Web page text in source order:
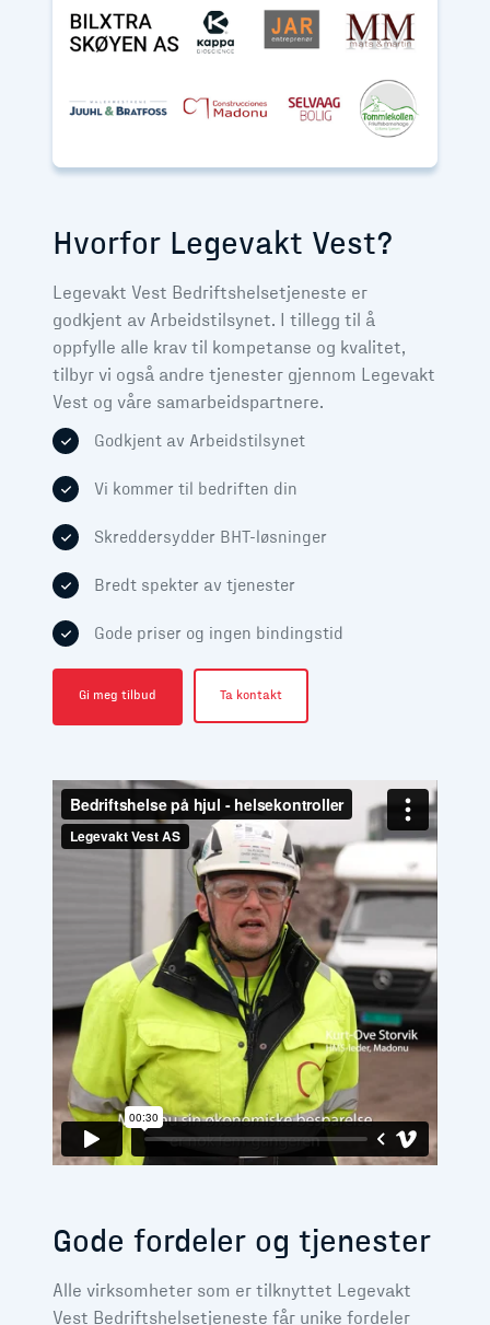
Hvorfor Legevakt Vest?
Legevakt Vest Bedriftshelsetjeneste er
godkjent av Arbeidstilsynet. I tillegg til å
oppfylle alle krav til kompetanse og kvalitet,
tilbyr vi også andre tjenester gjennom Legevakt
Vest og våre samarbeidspartnere.
Godkjent av Arbeidstilsynet
Vi kommer til bedriften din
Skreddersydder BHT-løsninger
Bredt spekter av tjenester
Gode priser og ingen bindingstid
Gi meg tilbud Ta kontakt
Gode fordeler og tjenester
Alle virksomheter som er tilknyttet Legevakt
Vest Bedriftshelsetjeneste får unike fordeler